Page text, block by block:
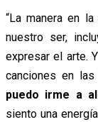
“La manera en
nuestro ser,
expresar el arte.
canciones en
puedo irme a
siento una